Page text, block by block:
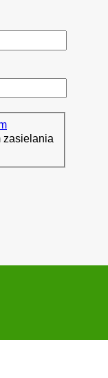
zasielania